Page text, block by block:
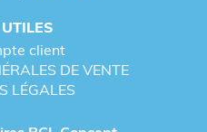
client
DE VENTE
LÉGALES